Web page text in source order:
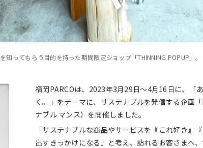
知ってもらう目的を持った期間限定ショップ「THINNING POPUP」
福岡PARCOは、2023年3月29日～4月16日に、「
く。」をテーマに、サステナブルを発信する企画
ナブル マンス）を開催しました。
「サステナブルな商品やサービスを『これ好き』
出すきっかけになる」と考え、訪れるお客さまへ